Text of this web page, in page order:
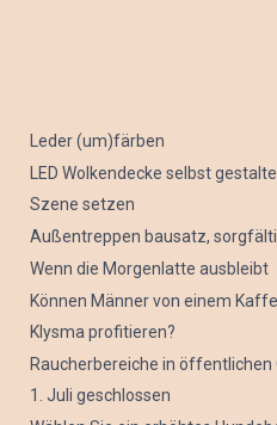
Leder (um)färben
LED Wolkendecke selbst
Szene setzen
Außentreppen bausatz,
Wenn die Morgenlatte ausbleibt
Können Männer von einem
Klysma profitieren?
Raucherbereiche in öffentlichen
1. Juli geschlossen